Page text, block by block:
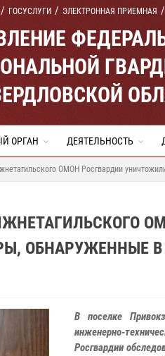
ГОСУСЛУГИ ЭЛЕКТРОННАЯ ПРИЕМНАЯ
ОРГАН ДЕЯТЕЛЬНОСТЬ
ОМОН Росгвардии
ОБНАРУЖЕННЫЕ
В поселке
инженерно-
Росгвардии